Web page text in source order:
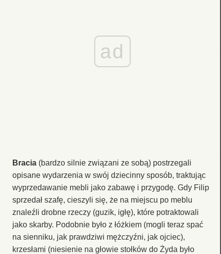
ad
Bracia (bardzo silnie związani ze sobą) postrzegali
opisane wydarzenia w swój dziecinny sposób, traktując
wyprzedawanie mebli jako zabawę i przygodę. Gdy Filip
sprzedał szafę, cieszyli się, że na miejscu po meblu
znaleźli drobne rzeczy (guzik, igłę), które potraktowali
jako skarby. Podobnie było z łóżkiem (mogli teraz spać
na sienniku, jak prawdziwi mężczyźni, jak ojciec),
krzesłami (niesienie na głowie stołków do Żyda było